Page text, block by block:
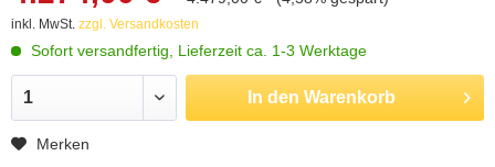
inkl. MwSt. zzgl. Versandkosten
Sofort versandfertig, Lieferzeit ca. 1-3 Werktage
In den Warenkorb
Merken